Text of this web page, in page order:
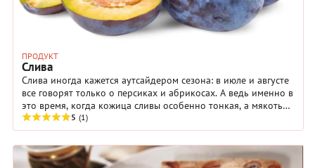
ПРОДУКТ
Слива
Слива иногда кажется аутсайдером сезона: в июле и августе
все говорят только о персиках и абрикосах. А ведь именно в
это время, когда кожица сливы особенно тонкая, а мякоть
особенно сочная.
5 (1)